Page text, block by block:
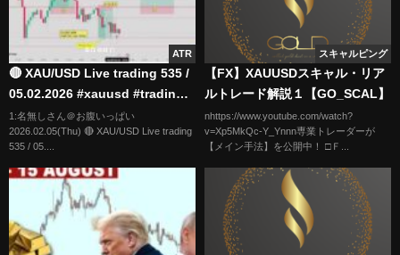
ATR
🔴 XAU/USD Live trading 535 /
05.02.2026 #xauusd #trading
#crypto #updownfx #nfp
#forex #gold #cpi
1:名無しさん＠お腹いっぱい
2026.02.05(Thu) 🔴 XAU/USD Live trading
535 / 05....
スキャルピング
【FX】XAUUSDスキャル・リア
ルトレード解説１【GO_SCAL】
nhttps://www.youtube.com/watch?
v=Xp5MkQc-Y_Ynnn専業トレーダーが
【メイン手法】を公開中！ □Ｆ...